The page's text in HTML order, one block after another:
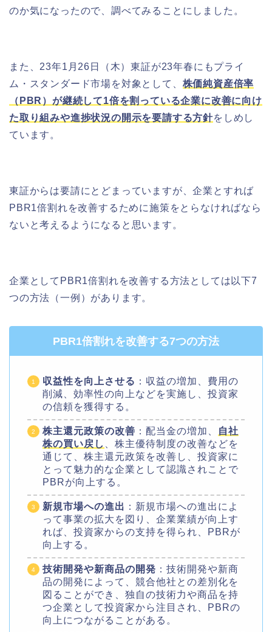
のか気になったので、調べてみることにしました。
また、23年1月26日（木）東証が23年春にもプライ
ム・スタンダード市場を対象として、 株価純資産倍率
（PBR）が継続して1倍を割っている企業に改善に向け
た取り組みや進捗状況の開示を要請する方針をしめし
ています。
東証からは要請にとどまっていますが、企業とすれば
PBR1倍割れを改善するために施策をとらなければなら
ないと考えるようになると思います。
企業としてPBR1倍割れを改善する方法としては以下7
つの方法（一例）があります。
PBR1倍割れを改善する7つの方法
収益性を向上させる ：収益の増加、費用の
削減、効率性の向上などを実施し、投資家
の信頼を獲得する。
株主還元政策の改善 ：配当金の増加、
自社
株の買い戻し
、株主優待制度の改善などを
通じて、株主還元政策を改善し、投資家に
とって魅力的な企業として認識されことで
PBRが向上する。
新規市場への進出 ：新規市場への進出によ
って事業の拡大を図り、企業業績が向上す
れば、投資家からの支持を得られ、PBRが
向上する。
技術開発や新商品の開発 ：技術開発や新商
品の開発によって、競合他社との差別化を
図ることができ、独自の技術力や商品を持
つ企業として投資家から注目され、PBRの
向上につながることがある。